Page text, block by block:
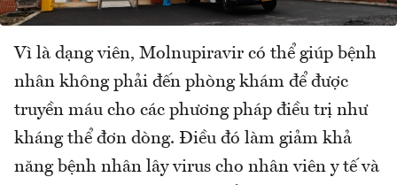
Vì là dạng viên, Molnupiravir có thể giúp bệnh
nhân không phải đến phòng khám để được
truyền máu cho các phương pháp điều trị như
kháng thể đơn dòng. Điều đó làm giảm khả
năng bệnh nhân lây virus cho nhân viên y tế và